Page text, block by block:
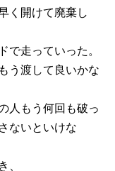
く開けて廃棄し
で走っていった。
う渡して良いかな
人もう何回も破っ
ないといけな
、